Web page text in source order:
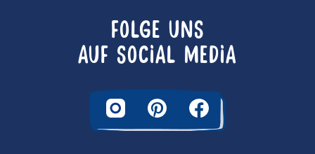
FOLGE UNS
AUF SOCIAL MEDIA